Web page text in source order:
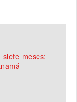
meses: